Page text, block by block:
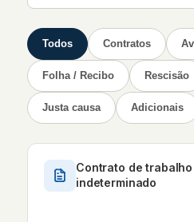
Todos Contratos
Folha / Recibo Rescisão
Justa causa Adicionais
Contrato de
indeterminado